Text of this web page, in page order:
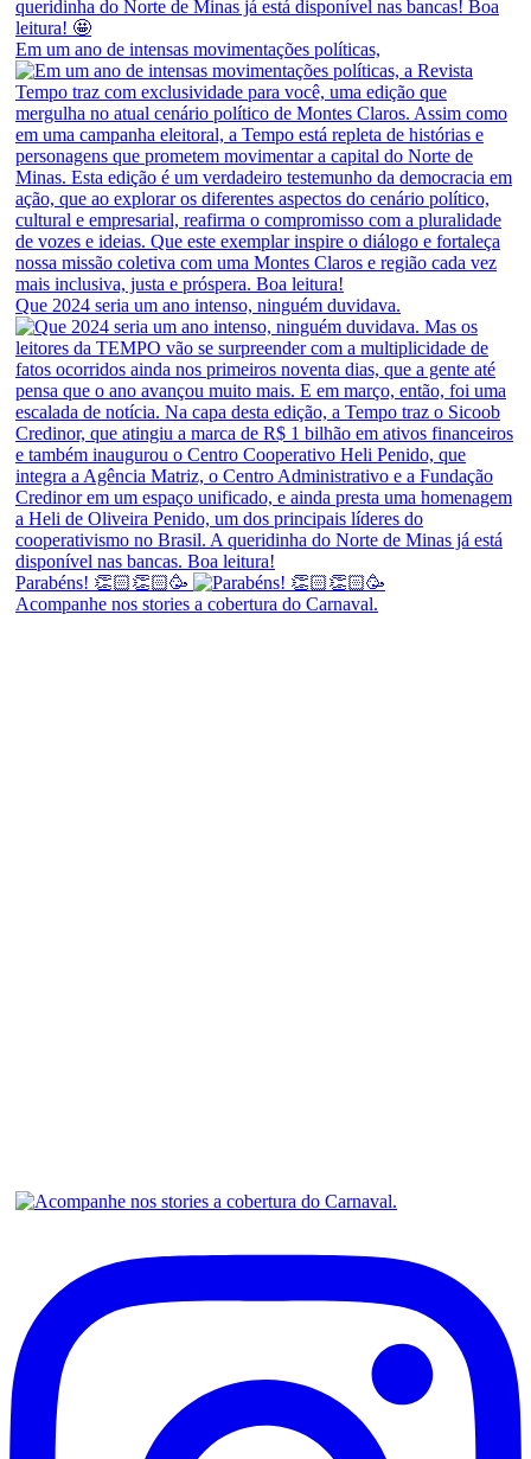
Em um ano de intensas movimentações políticas,
Que 2024 seria um ano intenso, ninguém duvidava.
Parabéns! 👏🏻👏🏻🥳
Acompanhe nos stories a cobertura do Carnaval.